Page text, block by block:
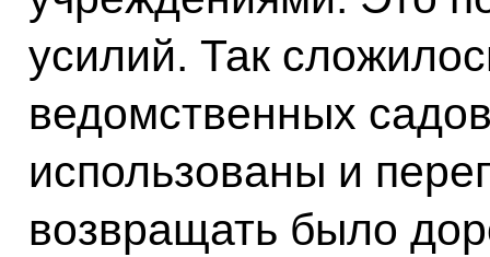
усилий. Так
ведомственных
использованы и
возвращать было